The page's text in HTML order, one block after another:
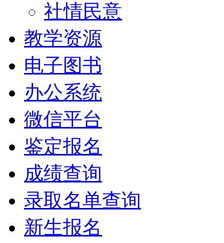
社情民意
教学资源
电子图书
办公系统
微信平台
鉴定报名
成绩查询
录取名单查询
新生报名